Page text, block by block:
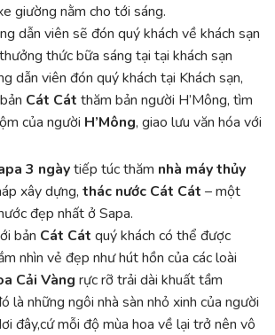
giường nằm cho tới sáng.
dẫn viên sẽ đón quý khách về khách sạn
thức bữa sáng tại tại khách sạn
dẫn viên đón quý khách tại Khách sạn,
Cát Cát thăm bản người H’Mông, tìm
của người H’Mông, giao lưu văn hóa với
3 ngàytiếp túc thăm nhà máy thủy
xây dựng, thác nước Cát Cát – một
đẹp nhất ở Sapa.
bản Cát Cát quý khách có thể được
nhìn vẻ đẹp như hút hồn của các loài
Cải Vàng rực rỡ trải dài khuất tầm
là những ngôi nhà sàn nhỏ xinh của người
đây,cứ mỗi độ mùa hoa về lại trở nên vô